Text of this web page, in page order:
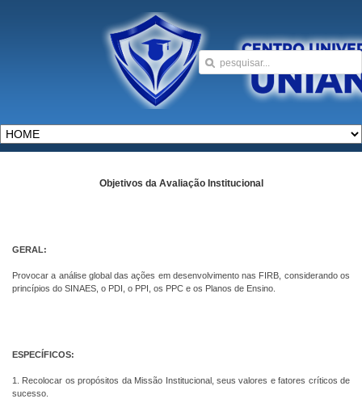
Objetivos da Avaliação Institucional
GERAL:
Provocar a análise global das ações em desenvolvimento nas FIRB, considerando os
princípios do SINAES, o PDI, o PPI, os PPC e os Planos de Ensino.
ESPECÍFICOS:
1. Recolocar os propósitos da Missão Institucional, seus valores e fatores críticos de
sucesso.